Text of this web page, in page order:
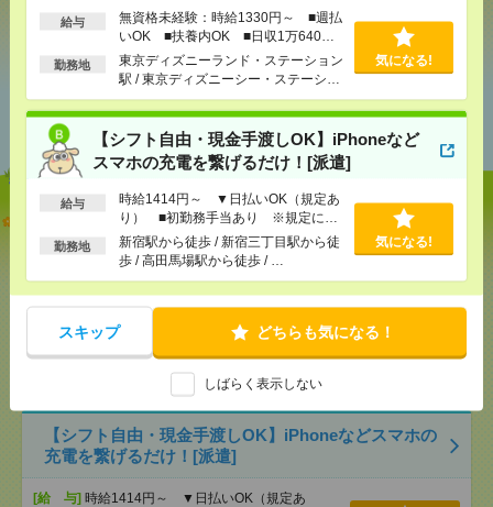
給与
無資格未経験：時給1330円～ ■週払
いOK ■扶養内OK ■日収1万640円
以上
勤務地
東京ディズニーランド・ステーション
駅 / 東京ディズニーシー・ステーショ
ン駅 / リゾートゲートウェイ・ステー
ション駅 / …
気になる!
【シフト自由・現金手渡しOK】iPhoneなど
スマホの充電を繋げるだけ！[派遣]
給与
時給1414円～ ▼日払いOK（規定あ
り） ■初勤務手当あり ※規定によ
る
勤務地
新宿駅から徒歩 / 新宿三丁目駅から徒
歩 / 高田馬場駅から徒歩 / …
気になる!
スキップ どちらも気になる！
しばらく表示しない
シェア ツイート
あなたの閲覧履歴からの
おすすめ
説明会参加で全員に【現金2千円相当プレゼント】生
活のお手伝い[派遣]
[給 与]無資格未経験：時給1330円～ ■週払い
OK ■扶養内OK ■日収1万640円以上
交通費全額支給
東京ディズニーランド・ステーション駅
東京ディズニーシー・ステーション駅/リゾートゲ
/ …
気になる！
【シフト自由・現金手渡しOK】iPhoneなどスマホの
充電を繋げるだけ！[派遣]
[給 与] 時給1414円～ ▼日払いOK（規定あ